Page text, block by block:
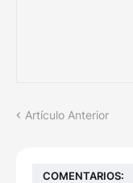
Artículo Anterior
COMENTARIOS: